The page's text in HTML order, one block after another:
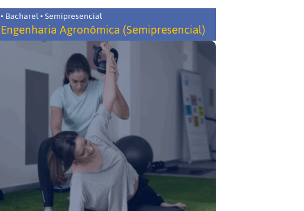
• Bacharel • Semipresencial
Engenharia Agronômica (Semipresencial)